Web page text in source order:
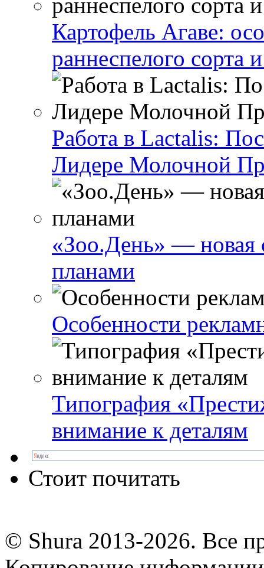
Картофель Агаве:
раннеспелого сорта
Работа в Lactalis:
Лидере Молочной
«Зоо.День» — новая
планами
Особенности
Типография
внимание к деталям
Стоит почитать
© Shura 2013-2026. Все